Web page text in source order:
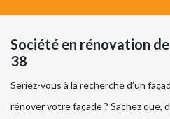
Société en rénovation
38
Seriez-vous à la recherche d’un
rénover votre façade ? Sachez que,